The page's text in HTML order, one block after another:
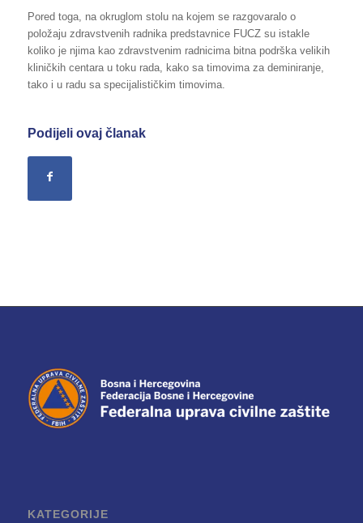
Pored toga, na okruglom stolu na kojem se razgovaralo o
položaju zdravstvenih radnika predstavnice FUCZ su istakle
koliko je njima kao zdravstvenim radnicima bitna podrška velikih
kliničkih centara u toku rada, kako sa timovima za deminiranje,
tako i u radu sa specijalističkim timovima.
Podijeli ovaj članak
KATEGORIJE